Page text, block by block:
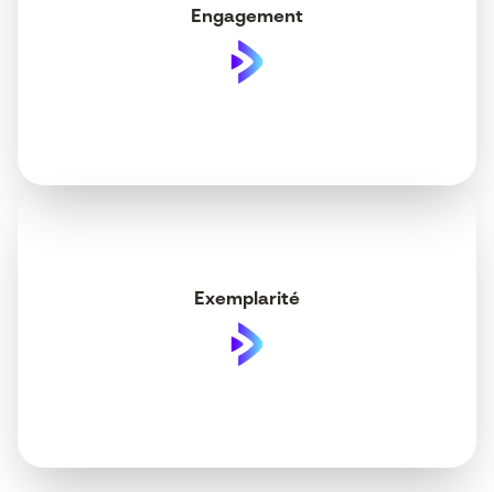
Engagement
Exemplarité